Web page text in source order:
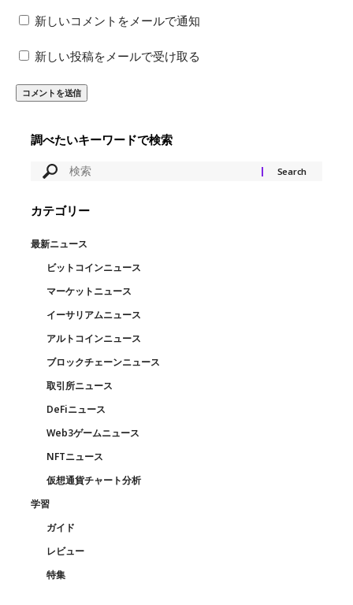
新しいコメントをメールで通知
新しい投稿をメールで受け取る
調べたいキーワードで検索
カテゴリー
最新ニュース
ビットコインニュース
マーケットニュース
イーサリアムニュース
アルトコインニュース
ブロックチェーンニュース
取引所ニュース
DeFiニュース
Web3ゲームニュース
NFTニュース
仮想通貨チャート分析
学習
ガイド
レビュー
特集